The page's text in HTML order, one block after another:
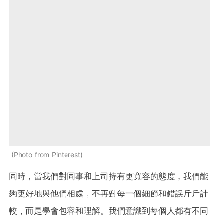
Photo from Pinterest
同時，當我們對同事和上司持有更寬容的態度，我們能
夠更好地與他們相處，不再對每一個細節和錯誤斤斤計
較，而是學會包容和理解。我們意識到每個人都有不同